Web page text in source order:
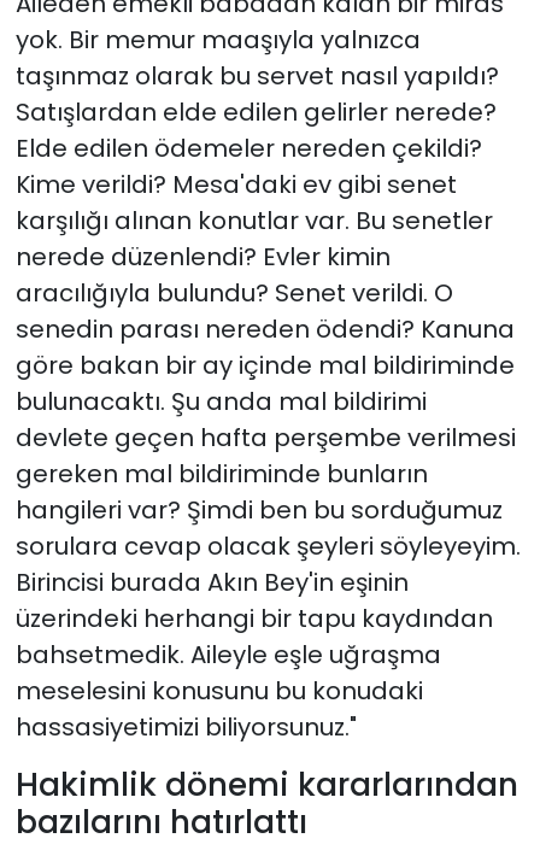
yok. Bir memur maaşıyla yalnızca
taşınmaz olarak bu servet nasıl yapıldı?
Satışlardan elde edilen gelirler nerede?
Elde edilen ödemeler nereden çekildi?
Kime verildi? Mesa'daki ev gibi senet
karşılığı alınan konutlar var. Bu senetler
nerede düzenlendi? Evler kimin
aracılığıyla bulundu? Senet verildi. O
senedin parası nereden ödendi? Kanuna
göre bakan bir ay içinde mal bildiriminde
bulunacaktı. Şu anda mal bildirimi
devlete geçen hafta perşembe verilmesi
gereken mal bildiriminde bunların
hangileri var? Şimdi ben bu sorduğumuz
sorulara cevap olacak şeyleri söyleyeyim.
Birincisi burada Akın Bey'in eşinin
üzerindeki herhangi bir tapu kaydından
bahsetmedik. Aileyle eşle uğraşma
meselesini konusunu bu konudaki
hassasiyetimizi biliyorsunuz."
Hakimlik dönemi kararlarından
bazılarını hatırlattı